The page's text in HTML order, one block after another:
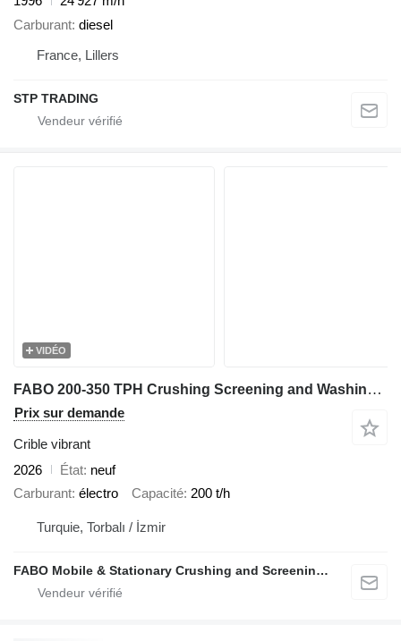
Carburant diesel
France, Lillers
STP TRADING
VIDÉO
FABO 200-350 TPH Crushing Screening and Washing Plant
Prix sur demande
Crible vibrant
2026
État neuf
Carburant électro Capacité 200 t/h
Turquie, Torbalı / İzmir
FABO Mobile & Stationary Crushing and Screening Plants | Concrete Batching Plants Manufacturer